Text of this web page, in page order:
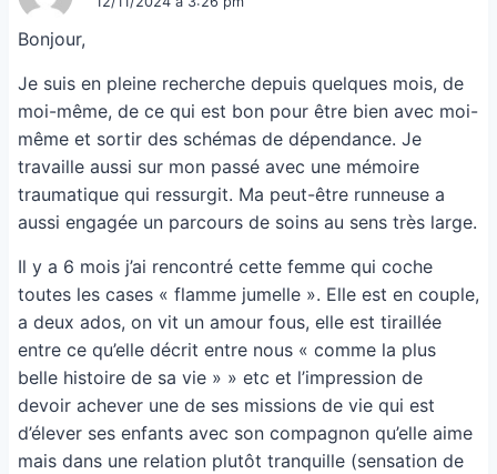
Bonjour,
Je suis en pleine recherche depuis quelques mois, de
moi-même, de ce qui est bon pour être bien avec moi-
même et sortir des schémas de dépendance. Je
travaille aussi sur mon passé avec une mémoire
traumatique qui ressurgit. Ma peut-être runneuse a
aussi engagée un parcours de soins au sens très large.
Il y a 6 mois j’ai rencontré cette femme qui coche
toutes les cases « flamme jumelle ». Elle est en couple,
a deux ados, on vit un amour fous, elle est tiraillée
entre ce qu’elle décrit entre nous « comme la plus
belle histoire de sa vie » » etc et l’impression de
devoir achever une de ses missions de vie qui est
d’élever ses enfants avec son compagnon qu’elle aime
mais dans une relation plutôt tranquille (sensation de